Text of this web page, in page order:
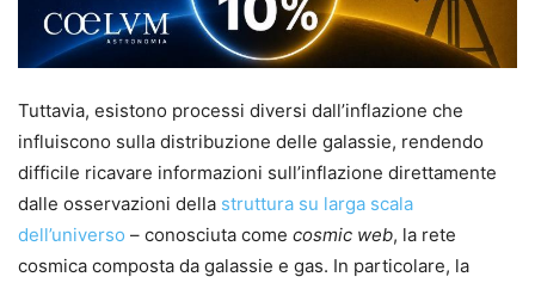
Tuttavia, esistono processi diversi dall’inflazione che
influiscono sulla distribuzione delle galassie, rendendo
difficile ricavare informazioni sull’inflazione direttamente
dalle osservazioni della struttura su larga scala
dell’universo – conosciuta come cosmic web, la rete
cosmica composta da galassie e gas. In particolare, la